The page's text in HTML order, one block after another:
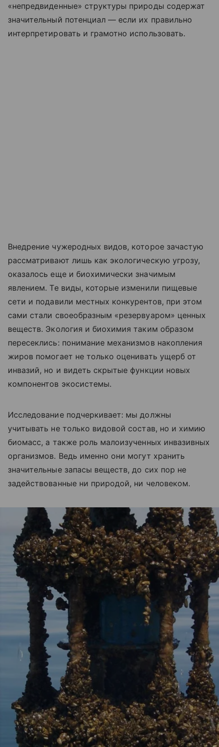
«непредвиденные» структуры природы содержат
значительный потенциал — если их правильно
интерпретировать и грамотно использовать.
Внедрение чужеродных видов, которое зачастую
рассматривают лишь как экологическую угрозу,
оказалось еще и биохимически значимым
явлением. Те виды, которые изменили пищевые
сети и подавили местных конкурентов, при этом
сами стали своеобразным «резервуаром» ценных
веществ. Экология и биохимия таким образом
пересеклись: понимание механизмов накопления
жиров помогает не только оценивать ущерб от
инвазий, но и видеть скрытые функции новых
компонентов экосистемы.
Исследование подчеркивает: мы должны
учитывать не только видовой состав, но и химию
биомасс, а также роль малоизученных инвазивных
организмов. Ведь именно они могут хранить
значительные запасы веществ, до сих пор не
задействованные ни природой, ни человеком.